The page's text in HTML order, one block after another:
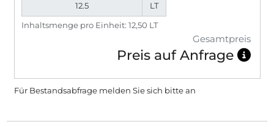
LT
Inhaltsmenge pro Einheit: 12,50 LT
Gesamtpreis
Preis auf Anfrage
Für Bestandsabfrage melden Sie sich bittean